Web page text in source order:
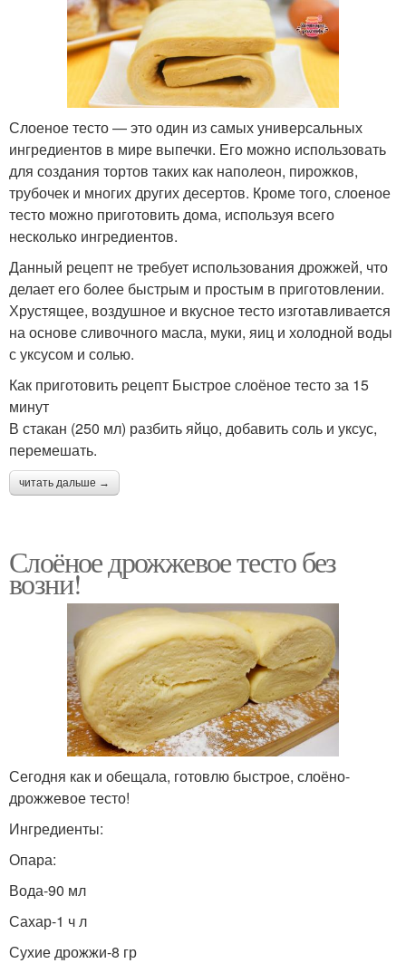
Слоеное тесто — это один из самых универсальных
ингредиентов в мире выпечки. Его можно использовать
для создания тортов таких как наполеон, пирожков,
трубочек и многих других десертов. Кроме того, слоеное
тесто можно приготовить дома, используя всего
несколько ингредиентов.
Данный рецепт не требует использования дрожжей, что
делает его более быстрым и простым в приготовлении.
Хрустящее, воздушное и вкусное тесто изготавливается
на основе сливочного масла, муки, яиц и холодной воды
с уксусом и солью.
Как приготовить рецепт Быстрое слоёное тесто за 15
минут
В стакан (250 мл) разбить яйцо, добавить соль и уксус,
перемешать.
читать дальше →
Слоёное дрожжевое тесто без
возни!
Сегодня как и обещала, готовлю быстрое, слоёно-
дрожжевое тесто!
Ингредиенты:
Опара:
Вода-90 мл
Сахар-1 ч л
Сухие дрожжи-8 гр